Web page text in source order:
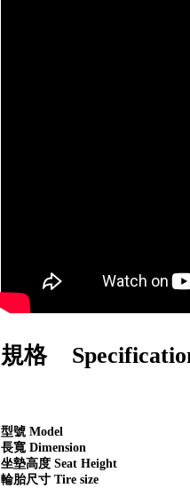
規格
型號 Model
長寬 Dimension
坐墊高度 Seat Height
輪胎尺寸 Tire size